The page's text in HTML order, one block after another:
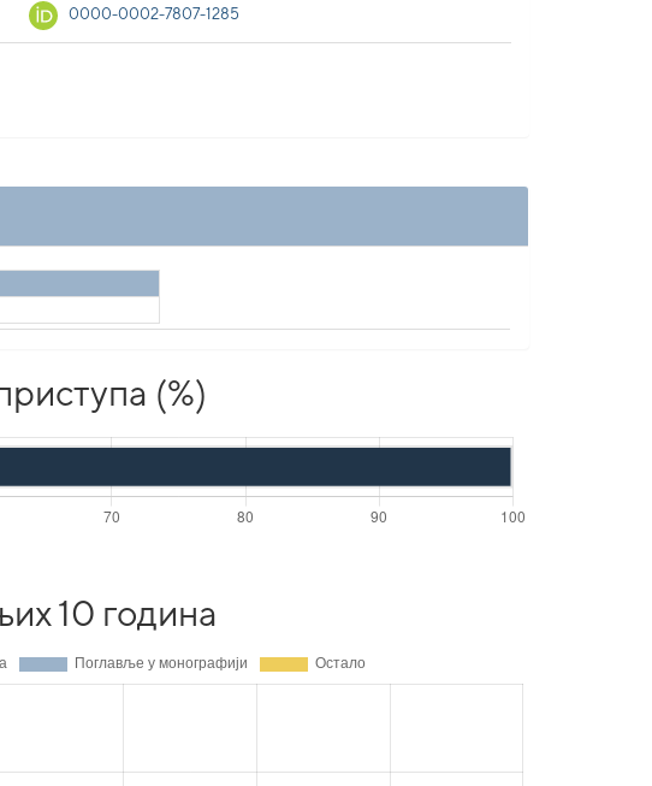
0000-0002-7807-1285
(%)
10 година